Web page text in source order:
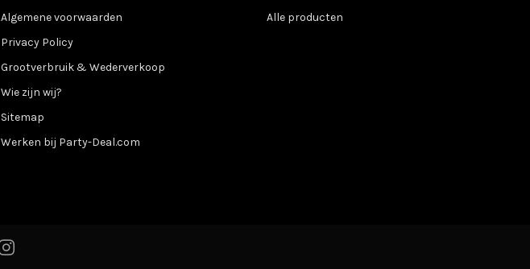
Algemene voorwaarden
Privacy Policy
Grootverbruik & Wederverkoop
Wie zijn wij?
Sitemap
Werken bij Party-Deal.com
Alle producten